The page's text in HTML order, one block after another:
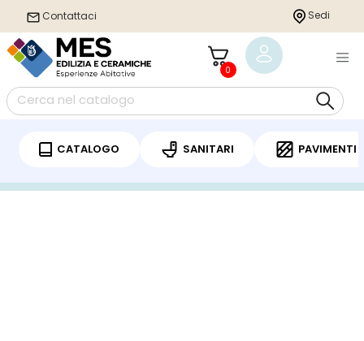
Contattaci Sedi
0
CATALOGO SANITARI PAVIMENTI
/Pavimenti/Parquet
/ BRITEX ROVERE ALPINA 3.0 PIALLATO